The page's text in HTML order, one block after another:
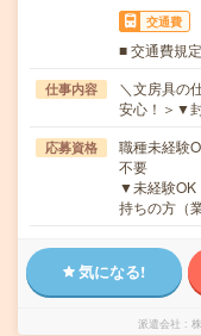
交通費
■ 交通費規
仕事内容
＼文房具の
安心！＞▼
応募資格
職種未経験
不要
▼未経験
持ちの方（
気になる!
派遣会社